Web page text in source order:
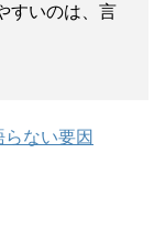
すいのは、言
ない要因